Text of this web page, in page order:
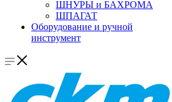
ШНУРЫ и БАХРОМА
ШПАГАТ
Оборудование и ручной
инструмент